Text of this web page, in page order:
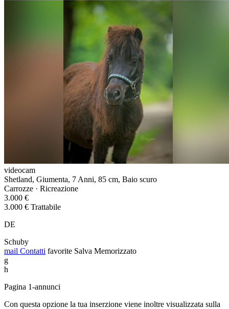
videocam
Shetland, Giumenta, 7 Anni, 85 cm, Baio scuro
Carrozze · Ricreazione
3.000 €
3.000 € Trattabile
DE
Schuby
mail Contatti favorite Salva Memorizzato
g
h
Pagina 1-annunci
Con questa opzione la tua inserzione viene inoltre visualizzata sulla